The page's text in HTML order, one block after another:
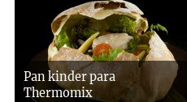
Pan kinder para
Thermomix